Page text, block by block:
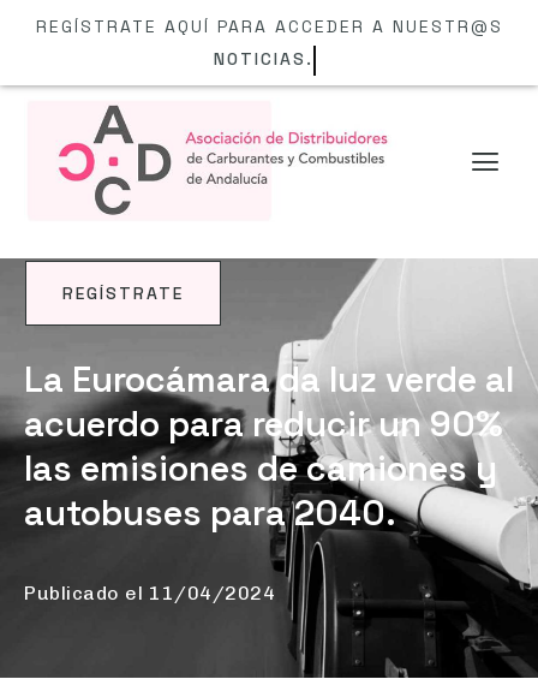
REGÍSTRATE AQUÍ PARA ACCEDER A NUESTR@S
NOTICIAS.
REGÍSTRATE
NOTICIAS
La Eurocámara da luz verde al
acuerdo para reducir un 90%
las emisiones de camiones y
autobuses para 2040.
Publicado el 11/04/2024